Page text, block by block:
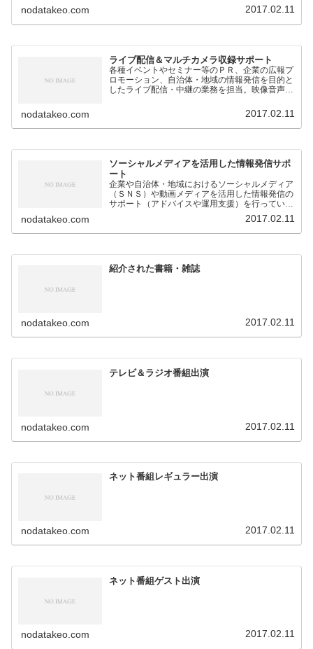
nodatakeo.com 2017.02.11
ライブ配信＆マルチカメラ収録サポート
各種イベントやセミナー等のＰＲ、企業の広報プ
ロモーション、自治体・地域の情報発信を目的と
したライブ配信・中継の業務を担当。映像音声の
nodatakeo.com 2017.02.11
ソーシャルメディアを活用した情報発信サポ
ート
企業や自治体・地域におけるソーシャルメディア
（ＳＮＳ）や動画メディアを活用した情報発信の
サポート（アドバイスや運用支援）を行っていま
nodatakeo.com 2017.02.11
紹介された書籍・雑誌
nodatakeo.com 2017.02.11
テレビ＆ラジオ番組出演
nodatakeo.com 2017.02.11
ネット番組レギュラー出演
nodatakeo.com 2017.02.11
ネット番組ゲスト出演
nodatakeo.com 2017.02.11